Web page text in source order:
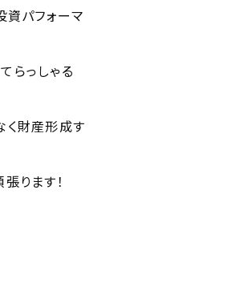
資パフォーマ
らっしゃる
く財産形成す
ります！